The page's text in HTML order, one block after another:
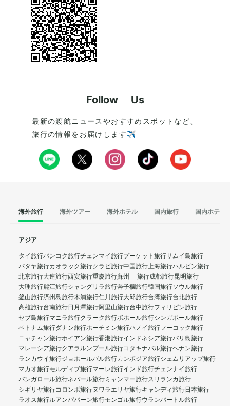
Follow Us
最新の渡航ニュースやおすすめスポットなど、
旅行の情報をお届けします✈️
海外旅行 海外ツアー 海外ホテル 国内旅行 国内ホテル
アジア
タイ旅行バンコク旅行チェンマイ旅行プーケット旅行サムイ島旅行
パタヤ旅行カオラック旅行クラビ旅行中国旅行上海旅行ハルビン旅行
北京旅行大連旅行西安旅行重慶旅行蘇州 旅行成都旅行昆明旅行
大理旅行麗江旅行シャングリラ旅行奔子欄旅行韓国旅行ソウル旅行
釜山旅行済州島旅行木浦旅行仁川旅行大邱旅行台湾旅行台北旅行
高雄旅行台南旅行日月潭旅行阿里山旅行台中旅行フィリピン旅行
セブ島旅行マニラ旅行クラーク旅行ボホール旅行シンガポール旅行
ベトナム旅行ダナン旅行ホーチミン旅行ハノイ旅行フーコック旅行
ニャチャン旅行ホイアン旅行香港旅行インドネシア旅行バリ島旅行
マレーシア旅行クアラルンプール旅行コタキナバル旅行ぺナン旅行
ランカウイ旅行ジョホールバル旅行カンボジア旅行シェムリアップ旅行
マカオ旅行モルディブ旅行マーレ旅行インド旅行チェンナイ旅行
バンガロール旅行ネパール旅行 ミャンマー旅行スリランカ旅行
シギリヤ旅行コロンボ旅行ヌワラエリヤ旅行キャンディ旅行日本旅行
ラオス旅行ルアンパバーン旅行モンゴル旅行ウランバートル旅行